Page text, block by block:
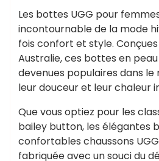
Les bottes UGG pour
incontournable de la mode
fois confort et style. Conçues
Australie, ces bottes en
devenues populaires dans
leur douceur et leur chaleur
Que vous optiez pour les
bailey button, les élégantes
confortables chaussons
fabriquée avec un souci du